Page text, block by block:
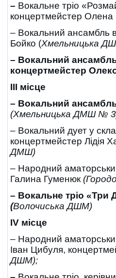
– Вокальне тріо
концертмейстер Олена
– Вокальний ансамбль
Бойко (Хмельницька
– Вокальний
концертмейстер
ІІІ місце
– Вокальний
(Хмельницька ДМШ №
– Вокальний дует у
концертмейстер Лідія
ДМШ)
– Народний
Галина Гуменюк
– Вокальне тріо «Три
(Волочиська ДШМ)
ІV місце
– Народний
Іван Цибуля,
ДШМ);